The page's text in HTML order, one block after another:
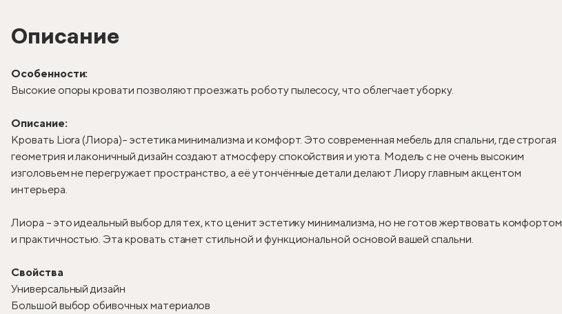
Описание
Особенности:
Высокие опоры кровати позволяют проезжать роботу пылесосу, что облегчает уборку.
Описание:
Кровать Liora (Лиора)– эстетика минимализма и комфорт. Это современная мебель для спальни, где строгая
геометрия и лаконичный дизайн создают атмосферу спокойствия и уюта. Модель с не очень высоким
изголовьем не перегружает пространство, а её утончённые детали делают Лиору главным акцентом
интерьера.
Лиора – это идеальный выбор для тех, кто ценит эстетику минимализма, но не готов жертвовать комфортом
и практичностью. Эта кровать станет стильной и функциональной основой вашей спальни.
Свойства
Универсальный дизайн
Большой выбор обивочных материалов